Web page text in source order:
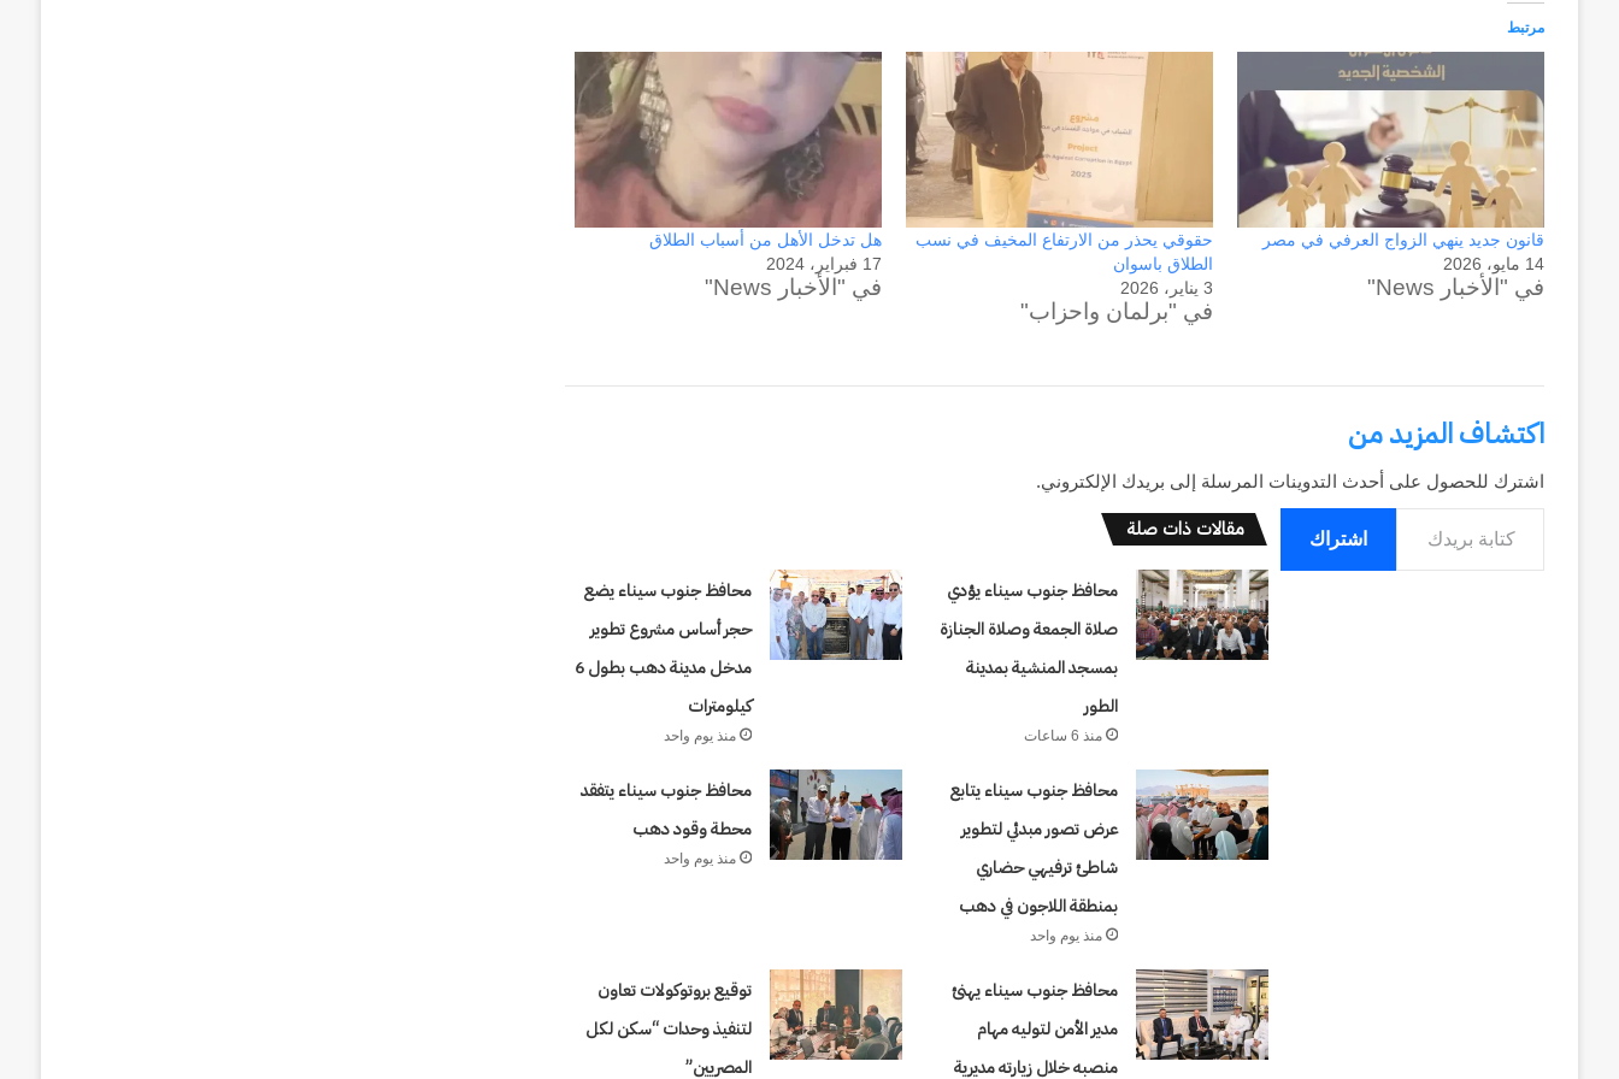
مرتبط
قانون جديد ينهي الزواج العرفي في مصر
14 مايو، 2026
في "الأخبار News"
حقوقي يحذر من الارتفاع المخيف في نسب
الطلاق باسوان
3 يناير، 2026
في "برلمان واحزاب"
هل تدخل الأهل من أسباب الطلاق
17 فبراير، 2024
في "الأخبار News"
اكتشاف المزيد من
اشترك للحصول على أحدث التدوينات المرسلة إلى بريدك الإلكتروني.
كتابة بريدك الإلكتروني...
اشتراك مقالات ذات صلة
محافظ جنوب سيناء يؤدي
صلاة الجمعة وصلاة الجنازة
بمسجد المنشية بمدينة
الطور
منذ 6 ساعات
محافظ جنوب سيناء يضع
حجر أساس مشروع تطوير
مدخل مدينة دهب بطول 6
كيلومترات
منذ يوم واحد
محافظ جنوب سيناء يتابع
عرض تصور مبدئي لتطوير
شاطئ ترفيهي حضاري
بمنطقة اللاجون في دهب
منذ يوم واحد
محافظ جنوب سيناء يتفقد
محطة وقود دهب
منذ يوم واحد
محافظ جنوب سيناء يهنئ
مدير الأمن لتوليه مهام
منصبه خلال زيارته مديرية
توقيع بروتوكولات تعاون
لتنفيذ وحدات “سكن لكل
المصريين”